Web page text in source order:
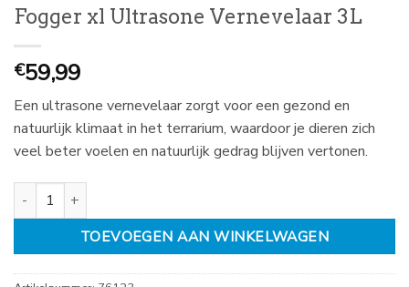
Fogger xl Ultrasone Vernevelaar 3L
€59,99
Een ultrasone vernevelaar zorgt voor een gezond en
natuurlijk klimaat in het terrarium, waardoor je dieren zich
veel beter voelen en natuurlijk gedrag blijven vertonen.
Fogger xl Ultrasone Vernevelaar 3L aantal
TOEVOEGEN AAN WINKELWAGEN